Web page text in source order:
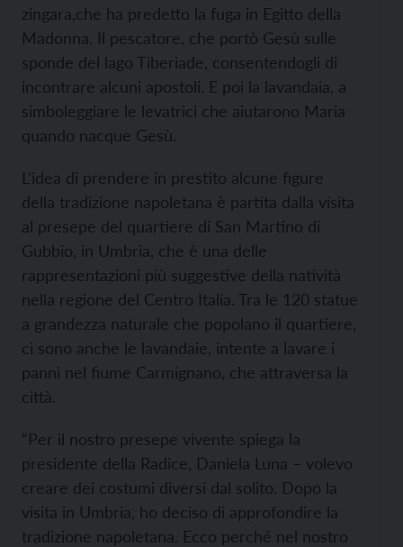
zingara,che ha predetto la fuga in Egitto della
Madonna. Il pescatore, che portò Gesù sulle
sponde del lago Tiberiade, consentendogli di
incontrare alcuni apostoli. E poi la lavandaia, a
simboleggiare le levatrici che aiutarono Maria
quando nacque Gesù.
L’idea di prendere in prestito alcune figure
della tradizione napoletana è partita dalla visita
al presepe del quartiere di San Martino di
Gubbio, in Umbria, che è una delle
rappresentazioni più suggestive della natività
nella regione del Centro Italia. Tra le 120 statue
a grandezza naturale che popolano il quartiere,
ci sono anche le lavandaie, intente a lavare i
panni nel fiume Carmignano, che attraversa la
città.
“Per il nostro presepe vivente spiega la
presidente della Radice, Daniela Luna – volevo
creare dei costumi diversi dal solito. Dopo la
visita in Umbria, ho deciso di approfondire la
tradizione napoletana. Ecco perché nel nostro